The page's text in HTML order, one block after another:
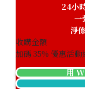
Chanel Matelasse
24小
一
淨
收購金額
加碼35% 優惠活動
用